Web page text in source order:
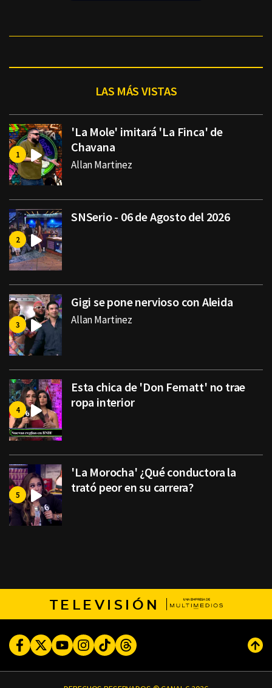
LAS MÁS VISTAS
'La Mole' imitará 'La Finca' de
Chavana
Allan Martinez
SNSerio - 06 de Agosto del 2026
Gigi se pone nervioso con Aleida
Allan Martinez
Esta chica de 'Don Fematt' no trae
ropa interior
'La Morocha' ¿Qué conductora la
trató peor en su carrera?
TELEVISIÓN
FacebookTwitterYoutubeInstagram
TikTokThreads